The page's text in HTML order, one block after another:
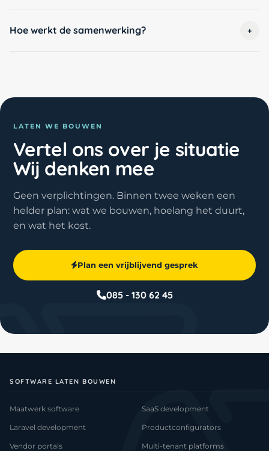
Hoe werkt de samenwerking? +
LATEN WE BOUWEN
Vertel ons over je situatie
Wij denken mee
Geen verplichtingen. Binnen twee weken een
helder plan: wat we bouwen, hoelang het duurt,
en wat het kost.
Plan een vrijblijvend gesprek
085 - 130 62 45
SOFTWARE LATEN BOUWEN
Maatwerk software
Laravel development
Vendor portals
SaaS development
Productconfigurators
Multi-tenant platforms